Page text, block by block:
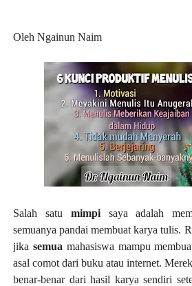
Oleh Ngainun Naim
Salah satu mimpisaya adalah
semuanya pandai membuat karya tulis.
jika semua mahasiswa mampu
asal comot dari buku atau internet.
benar-benar dari hasil karya sendiri